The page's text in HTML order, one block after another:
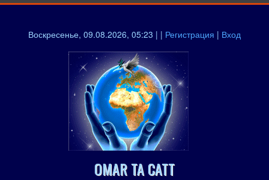
Воскресенье, 09.08.2026, 05:23 | | Регистрация | Вход
OMAR TA CATT